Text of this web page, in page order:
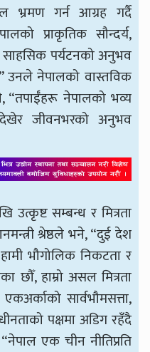
भ्रमण गर्न आग्रह गर्दै
प्राकृतिक सौन्दर्य,
पर्यटनको अनुभव
उनले नेपालको वास्तविक
“तपाईँहरू नेपालको भव्य
जीवनभरको अनुभव
उत्कृष्ट सम्बन्ध र मित्रता
श्रेष्ठले भने, “दुई देश
भौगोलिक निकटता र
छौँ, हाम्रो असल मित्रता
सार्वभौमसत्ता,
पक्षमा अडिग रहँदै
एक चीन नीतिप्रति